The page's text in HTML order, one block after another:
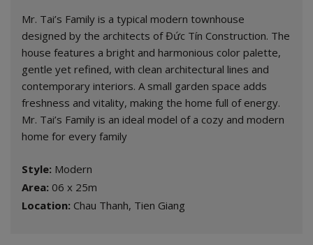
Mr. Tai’s Family is a typical modern townhouse
designed by the architects of Đức Tín Construction. The
house features a bright and harmonious color palette,
gentle yet refined, with clean architectural lines and
contemporary interiors. A small garden space adds
freshness and vitality, making the home full of energy.
Mr. Tai’s Family is an ideal model of a cozy and modern
home for every family
Style: Modern
Area: 06 x 25m
Location: Chau Thanh, Tien Giang